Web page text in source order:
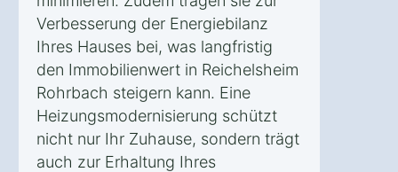
Verbesserung der Energiebilanz
Ihres Hauses bei, was langfristig
den Immobilienwert in Reichelsheim
Rohrbach steigern kann. Eine
Heizungsmodernisierung schützt
nicht nur Ihr Zuhause, sondern trägt
auch zur Erhaltung Ihres